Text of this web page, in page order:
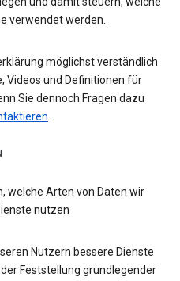
verwendet werden.
möglichst verständlich
Videos und Definitionen für
Sie dennoch Fragen dazu
.
welche Arten von Daten wir
nutzen
Nutzern bessere Dienste
Feststellung grundlegender